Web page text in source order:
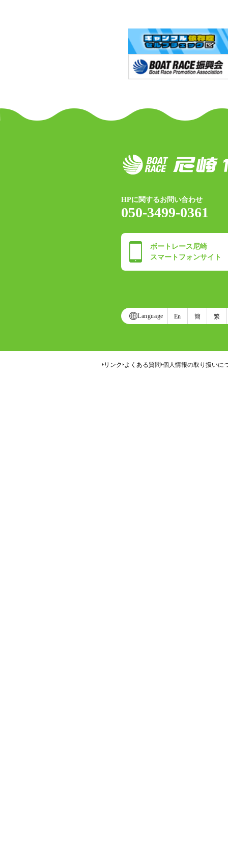
HPに関するお問い合わせ
050-3499-0361
ボートレース尼崎
スマートフォンサイト
Language En 簡 繁
リンク よくある質問 個人情報の取り扱いに